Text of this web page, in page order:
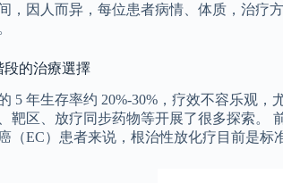
，因人而异，每位患者病情、体质，治
段的治療選擇
5 年生存率约 20%-30%，疗效不容乐观
靶区、放疗同步药物等开展了很多探索。
（EC）患者来说，根治性放化疗目前是标